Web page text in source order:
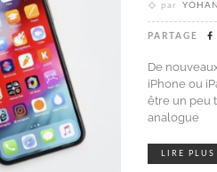
par
PARTAGE
De
iPhone ou
être un peu
analogue
LIRE PLUS